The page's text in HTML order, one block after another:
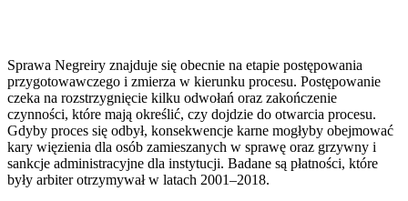
Sprawa Negreiry znajduje się obecnie na etapie postępowania
przygotowawczego i zmierza w kierunku procesu. Postępowanie
czeka na rozstrzygnięcie kilku odwołań oraz zakończenie
czynności, które mają określić, czy dojdzie do otwarcia procesu.
Gdyby proces się odbył, konsekwencje karne mogłyby obejmować
kary więzienia dla osób zamieszanych w sprawę oraz grzywny i
sankcje administracyjne dla instytucji. Badane są płatności, które
były arbiter otrzymywał w latach 2001–2018.